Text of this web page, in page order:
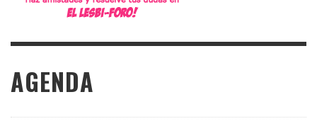
AGENDA